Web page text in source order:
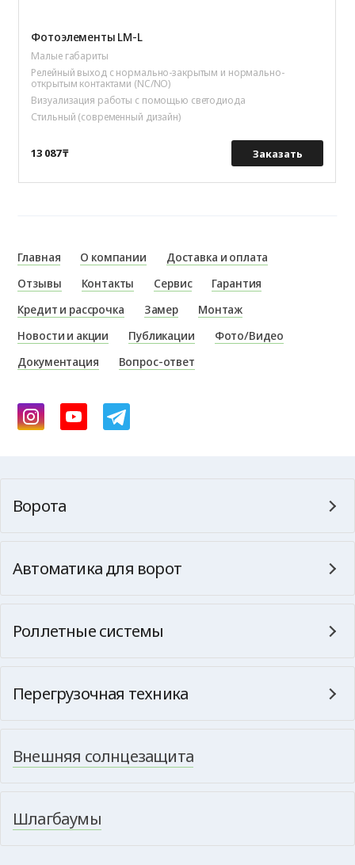
Фотоэлементы LM-L
Малые габариты
Релейный выход с нормально-закрытым и нормально-
открытым контактами (NC/NO)
Визуализация работы с помощью светодиода
Стильный (современный дизайн)
13 087 ₸ Заказать
Главная О компании
Доставка и оплата
Отзывы
Контакты Сервис
Гарантия
Кредит и рассрочка
Замер
Монтаж
Новости и акции
Публикации
Фото/Видео
Документация
Вопрос-ответ
Ворота
Автоматика для ворот
Роллетные системы
Перегрузочная техника
Внешняя солнцезащита
Шлагбаумы